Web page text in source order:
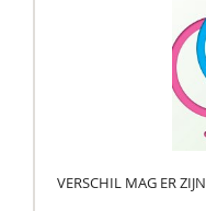
VERSCHIL MAG ER ZIJN